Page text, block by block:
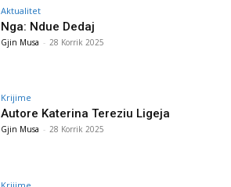
Aktualitet
Nga: Ndue Dedaj
Gjin Musa - 28 Korrik 2025
Krijime
Autore Katerina Tereziu Ligeja
Gjin Musa - 28 Korrik 2025